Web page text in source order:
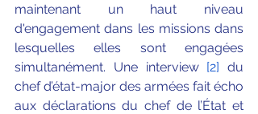
maintenant un haut niveau
d'engagement dans les missions dans
lesquelles elles sont engagées
simultanément. Une interview [2] du
chef d’état-major des armées fait écho
aux déclarations du chef de l’État et